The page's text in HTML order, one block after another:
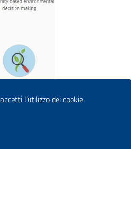
l’utilizzo dei cookie.